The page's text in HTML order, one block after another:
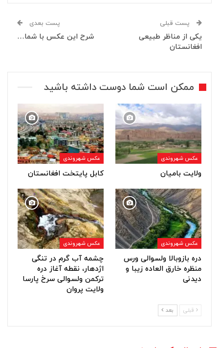
پست قبلی
یکی از مناظر طبیعی
افغانستان
پست بعدی
شرح این عکس با شما…
ممکن است شما دوست داشته باشید
عکس شهروندی
ولایت بامیان
عکس شهروندی
کابل پایتخت افغانستان
عکس شهروندی
دره بازوبالا ولسوالی ورس
منظره خارق العاده زیبا و
دیدنی
عکس شهروندی
چشمه آب گرم در تنگی
اژدهار، نقطه آغاز دره
ترکمن ولسوالی سرخ پارسا
ولایت پروان
قبلی بعد